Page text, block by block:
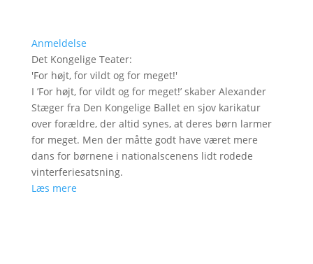
Anmeldelse
Det Kongelige Teater:
'For højt, for vildt og for meget!'
I ’For højt, for vildt og for meget!’ skaber Alexander
Stæger fra Den Kongelige Ballet en sjov karikatur
over forældre, der altid synes, at deres børn larmer
for meget. Men der måtte godt have været mere
dans for børnene i nationalscenens lidt rodede
vinterferiesatsning.
Læs mere